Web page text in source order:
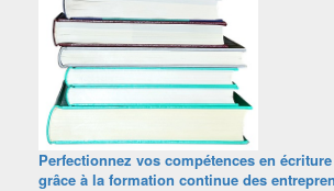
Perfectionnez vos compétences en
grâce à la formation continue des